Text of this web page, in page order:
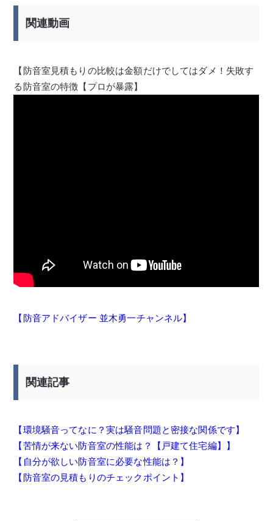
関連動画
【防音室見積もりの比較は金額だけでしてはダメ！失敗す
る防音室の特徴【プロが暴露】
【防音アドバイザー 並木勇一チャンネル】
関連記事
【環境騒音ってなに？実は騒音問題と密接な関係です】
【苦情が来ない防音室の性能は？【戸建て住宅編】】
【自分が欲しい防音室に必要な性能は？】
【防音室の見積もりのチェックポイント】